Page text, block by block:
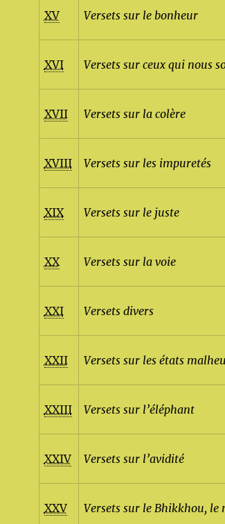
XV Versets sur le bonheur
XVI Versets sur ceux qui nous
XVII Versets sur la colère
XVIII Versets sur les impuretés
XIX Versets sur le juste
XX Versets sur la voie
XXI Versets divers
XXII Versets sur les états
XXIII Versets sur l’éléphant
XXIV Versets sur l’avidité
XXV Versets sur le Bhikkhou, le